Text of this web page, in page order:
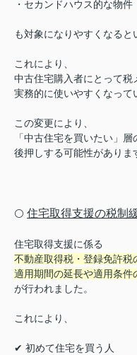
・セカンドハウス的な物件
も対象になりやすくなると
これにより、
中古住宅購入者にとって税
実務的に使いやすくなって
この変更により、
「中古住宅を買いたい」
後押しする可能性がありま
⚪️ 住宅取得支援の税制
住宅取得支援に係る
不動産取得税・登録免許税
適用期間の延長や適用条件
が行われました。
これにより、
✔ 初めて住宅を買う人